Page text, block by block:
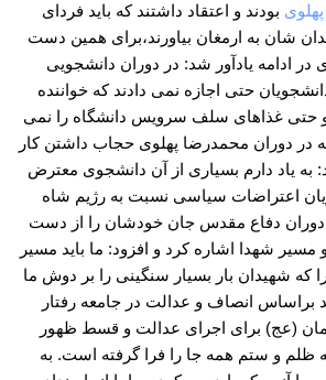
بودند و اعتقاد داشتند که باید فردای
شان به ارمغان بیاورند،برای همین دست
ادامه یادآور شد: در دوران دانشجویی
حتی اجازه نمی دادند که خواننده
و حتی غذاهای سلف سرویس دانشگاه را نمی
در دوران محمدرضا پهلوی حجاب داشتن کار
به یاد دارم بسیاری از آن دانشجوی معترض
اعتراضات سیاسی نسبت به رژیم شاه
دوران دفاع مقدس جان خودشان را از دست
مسیر شهدا اشاره کرد و افزود: ما باید مسیر
که شهیدان بار بسیار سنگینی را بر دوش ما
براساس انصاف و عدالت در جامعه رفتار
(عج) برای اجرای عدالت و قسط ظهور
ظلم و ستم همه جا را فرا گرفته است. به